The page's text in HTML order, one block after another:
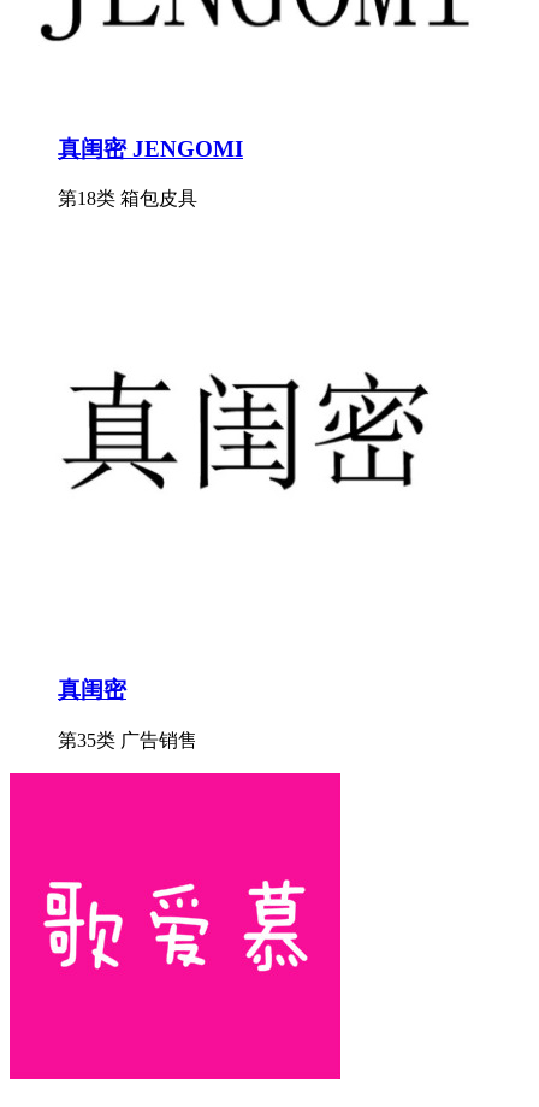
真闺密 JENGOMI
第18类 箱包皮具
真闺密
第35类 广告销售